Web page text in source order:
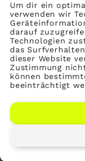
Um dir ein
verwenden wir
darauf
Technologien
das
dieser Website
Zustimmung
können
beeinträchtigt
Impressum
Kontakt
Datenschutz
Mitglied
LinkedIn
YouTube
Bundesverband
2026©